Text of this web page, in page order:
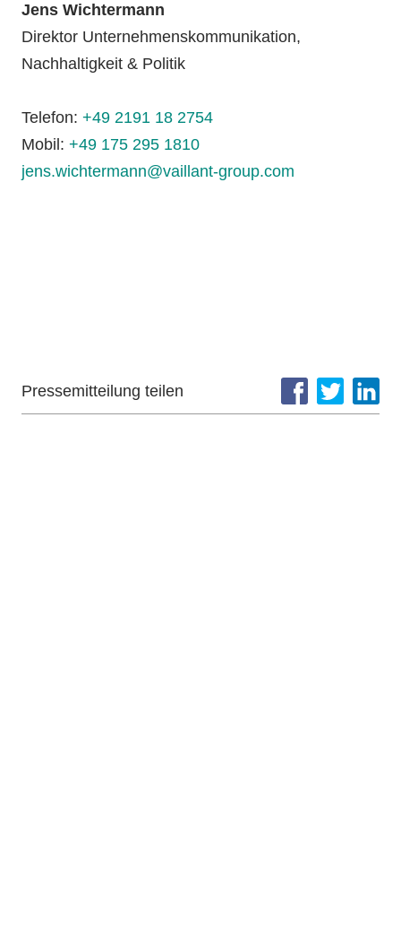
Jens Wichtermann
Direktor Unternehmenskommunikation,
Nachhaltigkeit & Politik
Telefon: +49 2191 18 2754
Mobil: +49 175 295 1810
jens.wichtermann@vaillant-group.com
Pressemitteilung teilen